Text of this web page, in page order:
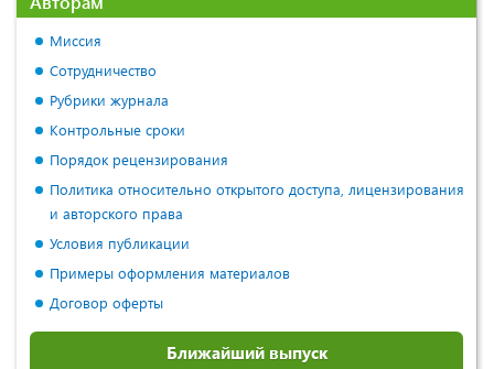
Миссия
Сотрудничество
Рубрики журнала
Контрольные сроки
Порядок рецензирования
Политика относительно открытого доступа, лицензирования
и авторского права
Условия публикации
Примеры оформления материалов
Договор оферты
Ближайший выпуск